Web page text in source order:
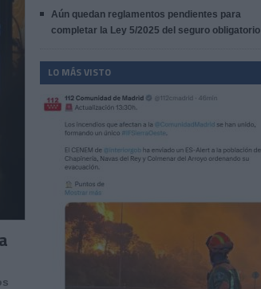
Aún quedan reglamentos pendientes para
completar la Ley 5/2025 del seguro obligatorio
LO MÁS VISTO